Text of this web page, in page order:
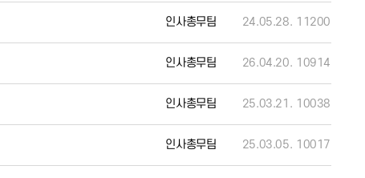
인사총무팀 24.05.28. 11200
인사총무팀 26.04.20. 10914
인사총무팀 25.03.21. 10038
인사총무팀 25.03.05. 10017